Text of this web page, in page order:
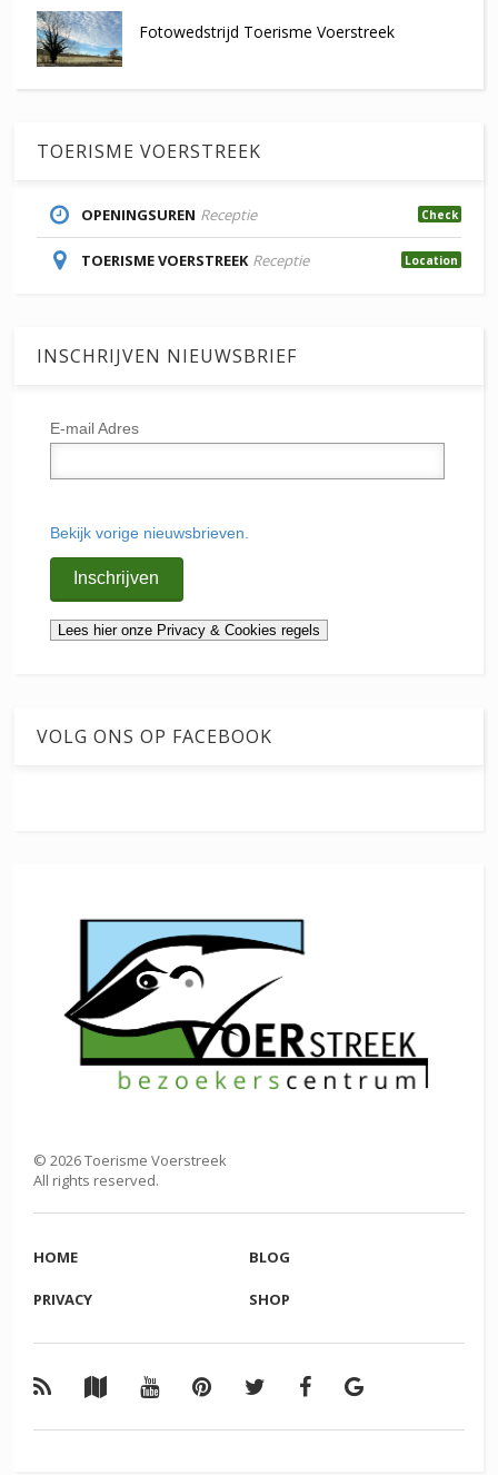
Fotowedstrijd Toerisme Voerstreek
TOERISME VOERSTREEK
OPENINGSUREN Receptie Check
TOERISME VOERSTREEK Receptie Location
INSCHRIJVEN NIEUWSBRIEF
E-mail Adres
Bekijk vorige nieuwsbrieven.
VOLG ONS OP FACEBOOK
©2026Toerisme Voerstreek
All rights reserved.
HOME BLOG
PRIVACY SHOP